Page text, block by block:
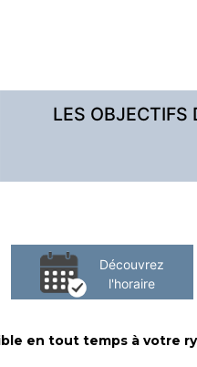
LES OBJECTIFS
Découvrez
l'horaire
en tout temps à votre